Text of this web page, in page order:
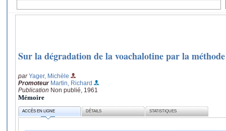
Sur la dégradation de la voachalotine par la
parYager, Michèle
Promoteur Martin, Richard
Publication Non publié, 1961
Mémoire
ACCÈS EN LIGNE DÉTAILS STATISTIQUES